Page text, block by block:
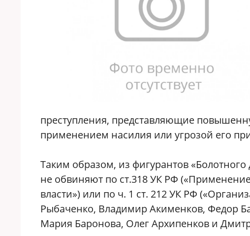
преступления, представляющие
применением насилия или угрозой его
Таким образом, из фигурантов «Болотного
не обвиняют по ст.318 УК РФ
власти») или по ч. 1 ст. 212 УК РФ
Рыбаченко, Владимир Акименков, Федор
Мария Баронова, Олег Архипенков и